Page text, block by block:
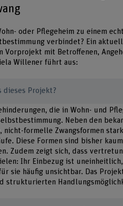
oder Pflegeheim zu einem
verbindet? Ein
Vorprojekt mit Betroffenen,
Willener führt aus:
dieses Projekt?
die in Wohn- und
Neben den
formelle Zwangsformen
Diese Formen sind bisher
Zudem zeigt sich, dass
Ihr Einbezug ist
sie häufig unsichtbar. Das
strukturierten